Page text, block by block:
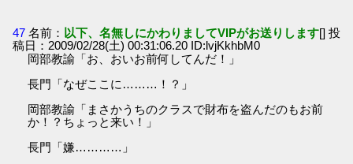
47 名前： 以下、名無しにかわりましてVIPがお送りします[] 投
稿日：2009/02/28(土) 00:31:06.20 ID:lvjKkhbM0
岡部教諭「お、おいお前何してんだ！」
長門「なぜここに………！？」
岡部教諭「まさかうちのクラスで財布を盗んだのもお前
か！？ちょっと来い！」
長門「嫌…………」